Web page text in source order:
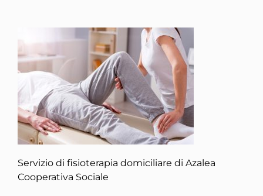
Servizio di fisioterapia domiciliare di Azalea
Cooperativa Sociale